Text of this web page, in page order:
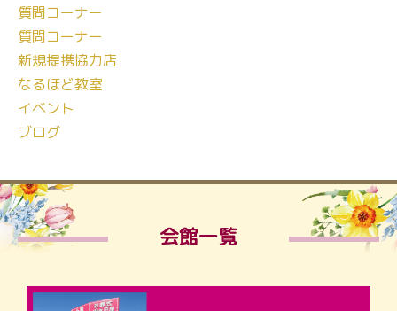
質問コーナー
質問コーナー
新規提携協力店
なるほど教室
イベント
ブログ
会館一覧